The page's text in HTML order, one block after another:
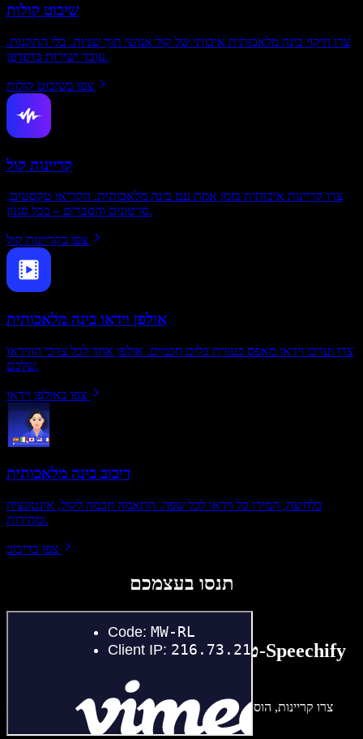
שיבוט קולות
צרו חיקוי בינה מלאכותית איכותי של קול אנושי תוך שניות. בלי התקנות.
עובד ישירות בדפדפן.
צפו בשיבוט קולות
קריינות קול
צרו קריינות איכותית בזמן אמת עם בינה מלאכותית. הקריאו טקסטים,
סרטונים והסברים – בכל סגנון.
צפו בקריינות קול
אולפן וידאו בינה מלאכותית
צרו וערכו וידאו מאפס בעזרת כלים חכמים. אולפן אחד לכל צרכי הווידאו
שלכם.
צפו באולפן וידאו
דיבוב בינה מלאכותית
בלחיצה, המירו כל וידאו לכל שפה. התאמה חכמה לקול, אינטונציה
ומהירות.
צפו בדיבוב
תנסו בעצמכם
טעימה קטנה ממה שתוכלו ליצור ב-Speechify
צרו קריינות, הוסיפו תמונות ללא זכויות, אודיו, סרטונים ושיבוט קול –